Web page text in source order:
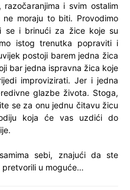
razočaranjima i svim ostalim
ne moraju to biti. Provodimo
se i brinući za žice koje su
istog trenutka popraviti i
postoji barem jedna žica
bar jedna ispravna žica koje
improvizirati. Jer i jedna
glazbe života. Stoga,
se za onu jednu čitavu žicu
koja će vas uzdići do
sebi, znajući da ste
pretvorili u moguće…